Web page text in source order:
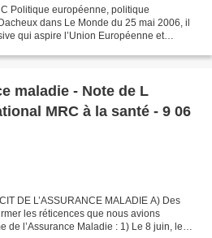
Politique européenne, politique
dans Le Monde du 25 mai 2006, il
qui aspire l’Union Européenne et
maladie - Note de L
MRC à la santé - 9 06
DE L’ASSURANCE MALADIE A) Des
les réticences que nous avions
de l’Assurance Maladie : 1) Le 8 juin, le